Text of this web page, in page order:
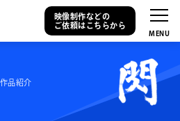
映像制作などの
ご依頼はこちらから
品紹介